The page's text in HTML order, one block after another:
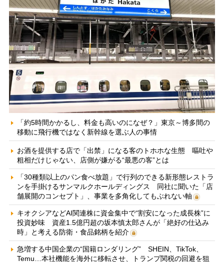
「約5時間かかるし、料金も高いのになぜ？」東京～博多間の
移動に飛行機ではなく新幹線を選ぶ人の事情
お酒を提供する店で「出禁」になる客のトホホな生態 嘔吐や
粗相だけじゃない、店側が嫌がる“最悪の客”とは
「30種類以上のパン食べ放題」で行列のできる新形態レストラ
ンを手掛けるサンマルクホールディングス 同社に聞いた「店
舗展開のコンセプト」、事業を多角化してもぶれない軸
キオクシアなどAI関連株に資金集中で“割安になった成長株”に
投資妙味 資産1.5億円超の坂本慎太郎さんが「絶好の仕込み
時」と考える防衛・食品銘柄を紹介
急増する中国企業の“国籍ロンダリング” SHEIN、TikTok、
Temu…本社機能を海外に移転させ、トランプ関税の回避を狙